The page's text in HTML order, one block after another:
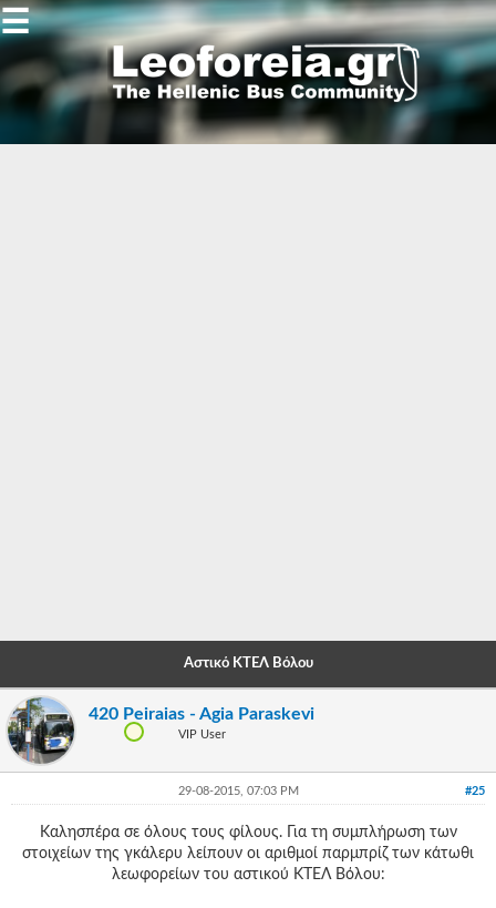
Gallery
-
-
-
-
-
☰
Αστικό ΚΤΕΛ Βόλου
420 Peiraias - Agia Paraskevi
VIP User
#25
29-08-2015, 07:03 PM
Καλησπέρα σε όλους τους φίλους. Για τη συμπλήρωση των
στοιχείων της γκάλερυ λείπουν οι αριθμοί παρμπρίζ των κάτωθι
λεωφορείων του αστικού ΚΤΕΛ Βόλου: